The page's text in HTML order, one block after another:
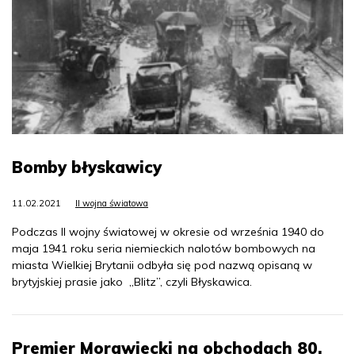
Bomby błyskawicy
11.02.2021 II wojna światowa
Podczas II wojny światowej w okresie od września 1940 do
maja 1941 roku seria niemieckich nalotów bombowych na
miasta Wielkiej Brytanii odbyła się pod nazwą opisaną w
brytyjskiej prasie jako „Blitz”, czyli Błyskawica.
Premier Morawiecki na obchodach 80.